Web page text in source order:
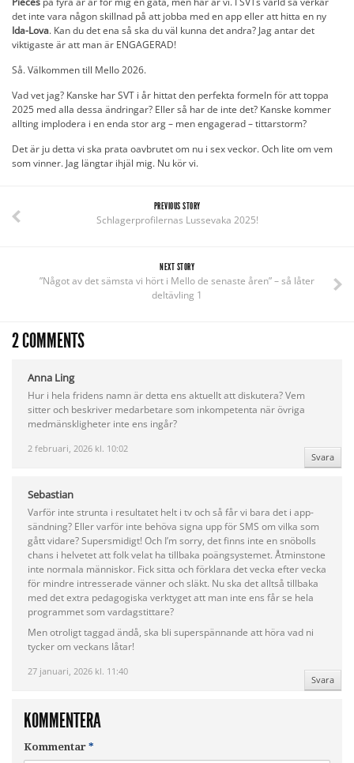
det inte vara någon skillnad på att jobba med en app eller att hitta en ny
Ida-Lova. Kan du det ena så ska du väl kunna det andra? Jag antar det
viktigaste är att man är ENGAGERAD!
Så. Välkommen till Mello 2026.
Vad vet jag? Kanske har SVT i år hittat den perfekta formeln för att toppa
2025 med alla dessa ändringar? Eller så har de inte det? Kanske kommer
allting implodera i en enda stor arg – men engagerad – tittarstorm?
Det är ju detta vi ska prata oavbrutet om nu i sex veckor. Och lite om vem
som vinner. Jag längtar ihjäl mig. Nu kör vi.
PREVIOUS STORY
Schlagerprofilernas Lussevaka 2025!
NEXT STORY
”Något av det sämsta vi hört i Mello de senaste åren” – så låter
deltävling 1
2 COMMENTS
Anna Ling
2 februari, 2026 kl. 10:02
Hur i hela fridens namn är detta ens aktuellt att diskutera? Vem
sitter och beskriver medarbetare som inkompetenta när övriga
medmänskligheter inte ens ingår?
Svara
Sebastian
27 januari, 2026 kl. 11:40
Varför inte strunta i resultatet helt i tv och så får vi bara det i app-
sändning? Eller varför inte behöva signa upp för SMS om vilka som
gått vidare? Supersmidigt! Och I’m sorry, det finns inte en snöbolls
chans i helvetet att folk velat ha tillbaka poängsystemet. Åtminstone
inte normala människor. Fick sitta och förklara det vecka efter vecka
för mindre intresserade vänner och släkt. Nu ska det alltså tillbaka
med det extra pedagogiska verktyget att man inte ens får se hela
programmet som vardagstittare?
Men otroligt taggad ändå, ska bli superspännande att höra vad ni
tycker om veckans låtar!
Svara
KOMMENTERA
Kommentar *